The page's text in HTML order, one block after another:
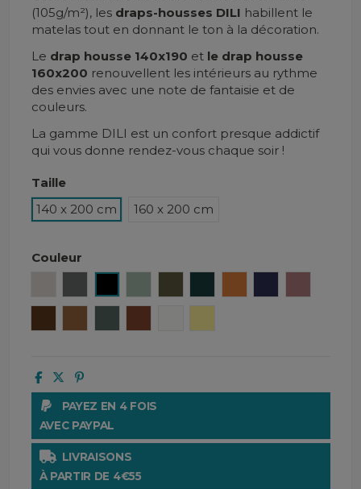
(105g/m²), les draps-housses DILI habillent le
matelas tout en donnant le ton à la décoration.
Le drap housse 140x190 et le drap housse
160x200 renouvellent les intérieurs au rythme
des envies avec une note de fantaisie et de
couleurs.
La gamme DILI est un confort presque addictif
qui vous donne rendez-vous chaque soir !
Taille
140 x 200 cm
160 x 200 cm
Couleur
PAYEZ EN 4 FOIS
AVEC PAYPAL
LIVRAISONS
À PARTIR DE 4€55